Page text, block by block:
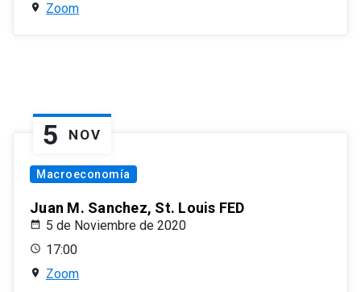
Zoom
5 NOV
Macroeconomía
Juan M. Sanchez, St. Louis FED
5 de Noviembre de 2020
17:00
Zoom